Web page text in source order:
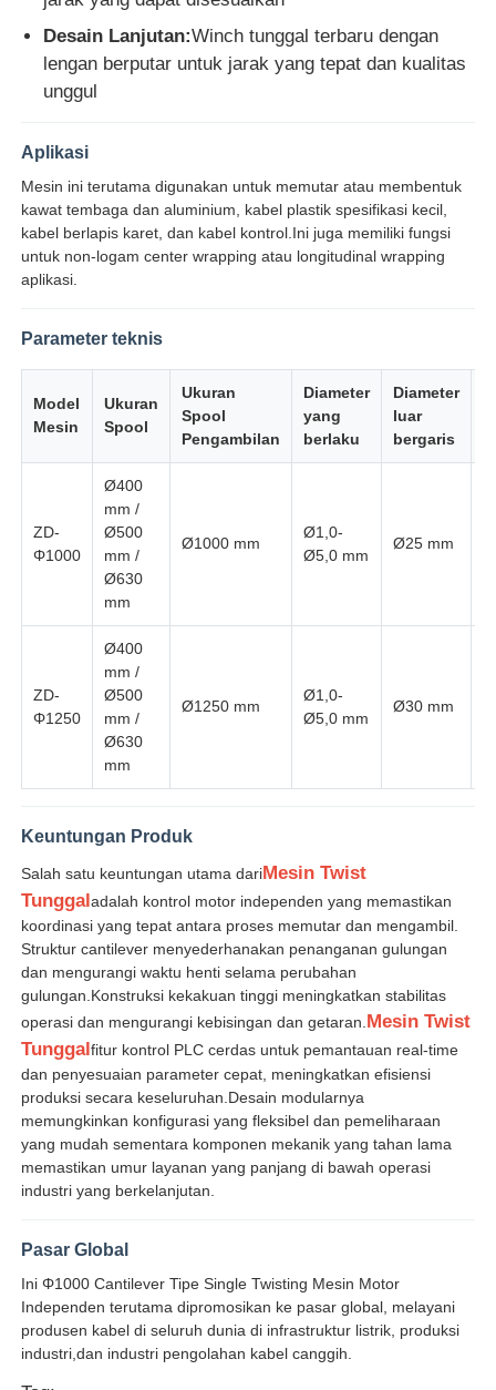
Wisata pabrik
Hubungi kami
Berita
Semua Kasus
Quote request suatu
Garis produksi ekstrusi
garis ekstrusi kawat
mesin kawat terdampar
Mesin Twist Stranding Ganda
Mesin Lapis Baja
Mesin Pembungkus
Mesin Putar Tunggal
mesin pengkabelan
Mesin Pemutar Pasangan
mesin peletakan kawat
mesin rewinding
mesin tarik
Mesin pengemasan kabel
Desain Lanjutan:Winch tunggal terbaru dengan
lengan berputar untuk jarak yang tepat dan kualitas
unggul
Aplikasi
Mesin ini terutama digunakan untuk memutar atau membentuk
kawat tembaga dan aluminium, kabel plastik spesifikasi kecil,
kabel berlapis karet, dan kabel kontrol.Ini juga memiliki fungsi
untuk non-logam center wrapping atau longitudinal wrapping
aplikasi.
Parameter teknis
Model
Mesin
Ukuran
Spool
Ukuran
Spool
Pengambilan
Diameter
yang
berlaku
Diameter
luar
bergaris
ZD-
Φ1000
Ø400
mm /
Ø500
mm /
Ø630
mm
Ø1000 mm
Ø1,0-
Ø5,0 mm
Ø25 mm
ZD-
Φ1250
Ø400
mm /
Ø500
mm /
Ø630
mm
Ø1250 mm
Ø1,0-
Ø5,0 mm
Ø30 mm
Keuntungan Produk
Salah satu keuntungan utama dariMesin Twist
Tunggaladalah kontrol motor independen yang memastikan
koordinasi yang tepat antara proses memutar dan mengambil.
Struktur cantilever menyederhanakan penanganan gulungan
dan mengurangi waktu henti selama perubahan
gulungan.Konstruksi kekakuan tinggi meningkatkan stabilitas
operasi dan mengurangi kebisingan dan getaran. Mesin Twist
Tunggalfitur kontrol PLC cerdas untuk pemantauan real-time
dan penyesuaian parameter cepat, meningkatkan efisiensi
produksi secara keseluruhan.Desain modularnya
memungkinkan konfigurasi yang fleksibel dan pemeliharaan
yang mudah sementara komponen mekanik yang tahan lama
memastikan umur layanan yang panjang di bawah operasi
industri yang berkelanjutan.
Pasar Global
Ini Φ1000 Cantilever Tipe Single Twisting Mesin Motor
Independen terutama dipromosikan ke pasar global, melayani
produsen kabel di seluruh dunia di infrastruktur listrik, produksi
industri,dan industri pengolahan kabel canggih.